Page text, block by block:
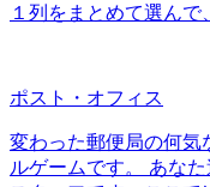
１列をまとめて選んで
ポスト・オフィス
変わった郵便局の何気
ルゲームです。 あな